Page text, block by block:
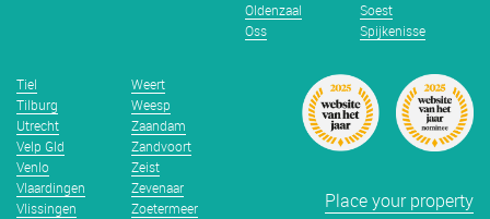
Oldenzaal
Oss
Soest
Spijkenisse
Tiel
Tilburg
Utrecht
Velp Gld
Venlo
Vlaardingen
Vlissingen
Weert
Weesp
Zaandam
Zandvoort
Zeist
Zevenaar
Zoetermeer
Place your property